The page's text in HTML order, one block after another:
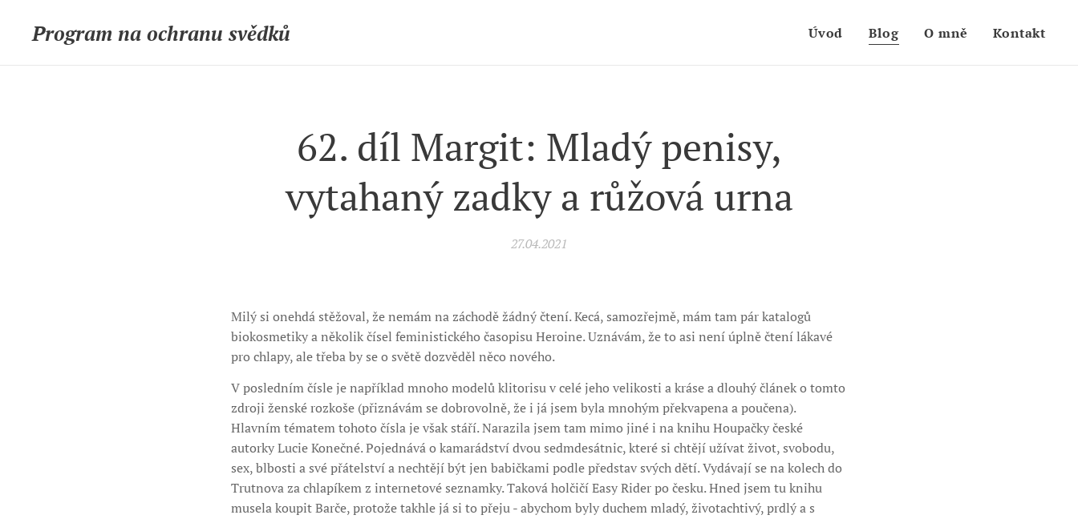
Program na ochranu svědků Úvod Blog O mně Kontakt
62. díl Margit: Mladý penisy,
vytahaný zadky a růžová urna
27.04.2021
Milý si onehdá stěžoval, že nemám na záchodě žádný čtení. Kecá, samozřejmě, mám tam pár katalogů
biokosmetiky a několik čísel feministického časopisu Heroine. Uznávám, že to asi není úplně čtení lákavé
pro chlapy, ale třeba by se o světě dozvěděl něco nového.
V posledním čísle je například mnoho modelů klitorisu v celé jeho velikosti a kráse a dlouhý článek o tomto
zdroji ženské rozkoše (přiznávám se dobrovolně, že i já jsem byla mnohým překvapena a poučena).
Hlavním tématem tohoto čísla je však stáří. Narazila jsem tam mimo jiné i na knihu Houpačky české
autorky Lucie Konečné. Pojednává o kamarádství dvou sedmdesátnic, které si chtějí užívat život, svobodu,
sex, blbosti a své přátelství a nechtějí být jen babičkami podle představ svých dětí. Vydávají se na kolech do
Trutnova za chlapíkem z internetové seznamky. Taková holčičí Easy Rider po česku. Hned jsem tu knihu
musela koupit Barče, protože takhle já si to přeju - abychom byly duchem mladý, životachtivý, prdlý a s